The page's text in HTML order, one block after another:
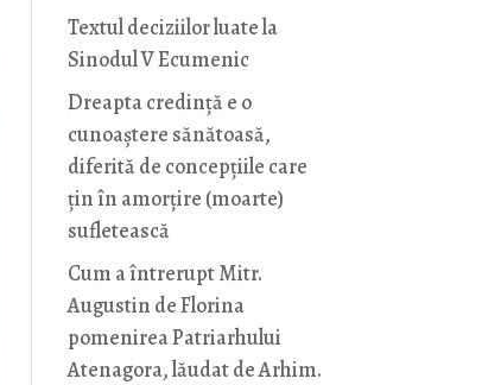
Textul deciziilor luate la
Sinodul V Ecumenic
Dreapta credință e o
cunoaștere sănătoasă,
diferită de concepțiile care
țin în amorțire (moarte)
sufletească
Cum a întrerupt Mitr.
Augustin de Florina
pomenirea Patriarhului
Atenagora, lăudat de Arhim.